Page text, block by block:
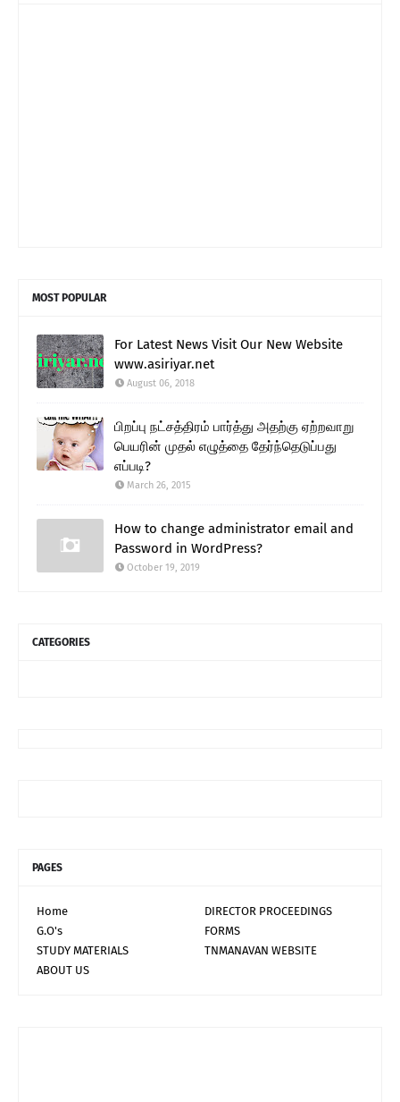
MOST POPULAR
For Latest News Visit Our New Website
www.asiriyar.net
August 06, 2018
பிறப்பு நட்சத்திரம் பார்த்து அதற்கு ஏற்றவாறு
பெயரின் முதல் எழுத்தை தேர்ந்தெடுப்பது
எப்படி?
March 26, 2015
How to change administrator email and
Password in WordPress?
October 19, 2019
CATEGORIES
PAGES
Home
DIRECTOR PROCEEDINGS
G.O's
FORMS
STUDY MATERIALS
TNMANAVAN WEBSITE
ABOUT US